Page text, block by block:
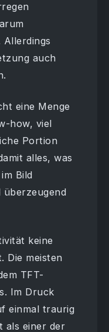
Allerdings
auch
eine Menge
how, viel
Portion
alles, was
Bild
keine
Die meisten
TFT-
Im Druck
einmal traurig
als einer der